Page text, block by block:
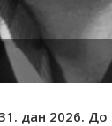
дан 2026. До